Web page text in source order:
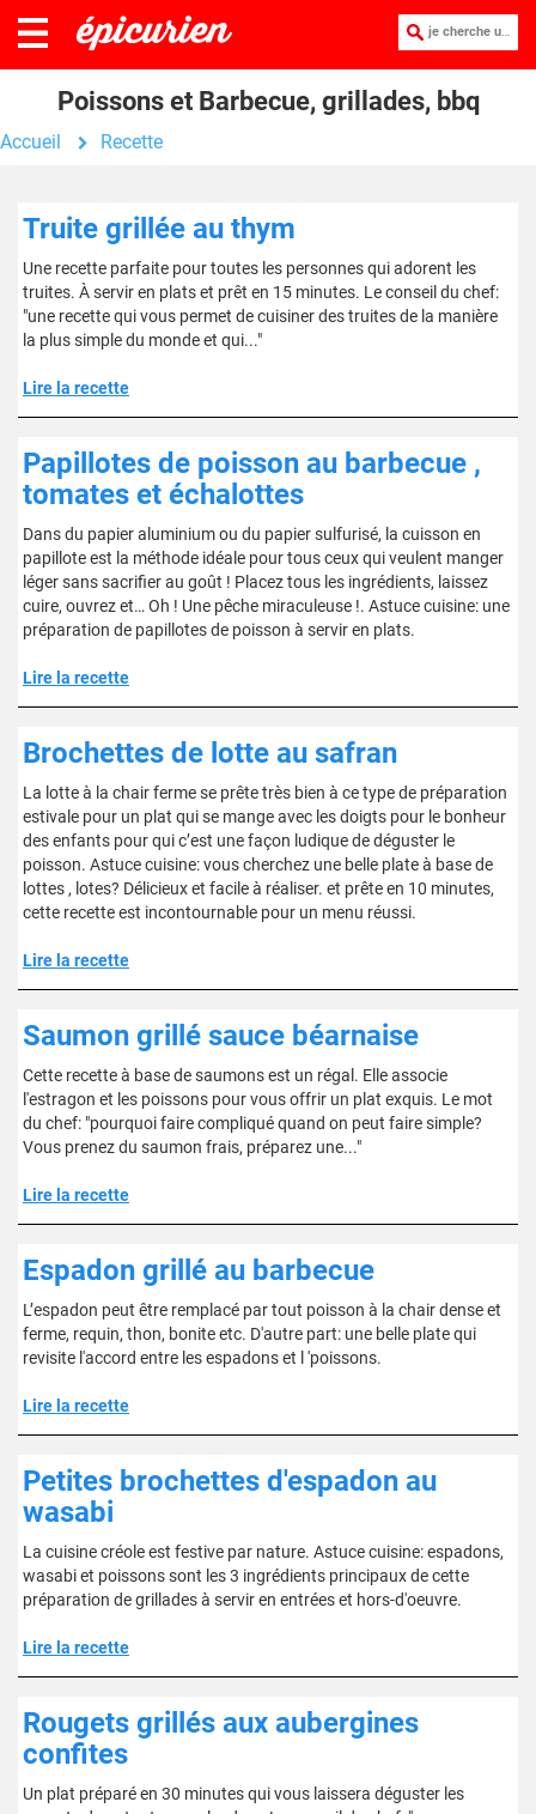
je cherche une recette :
Poissons et Barbecue, grillades, bbq
Accueil Recette
Truite grillée au thym
Une recette parfaite pour toutes les personnes qui adorent les
truites. À servir en plats et prêt en 15 minutes. Le conseil du chef:
"une recette qui vous permet de cuisiner des truites de la manière
la plus simple du monde et qui..."
Lire la recette
Papillotes de poisson au barbecue ,
tomates et échalottes
Dans du papier aluminium ou du papier sulfurisé, la cuisson en
papillote est la méthode idéale pour tous ceux qui veulent manger
léger sans sacrifier au goût ! Placez tous les ingrédients, laissez
cuire, ouvrez et… Oh ! Une pêche miraculeuse !. Astuce cuisine: une
préparation de papillotes de poisson à servir en plats.
Lire la recette
Brochettes de lotte au safran
La lotte à la chair ferme se prête très bien à ce type de préparation
estivale pour un plat qui se mange avec les doigts pour le bonheur
des enfants pour qui c’est une façon ludique de déguster le
poisson. Astuce cuisine: vous cherchez une belle plate à base de
lottes , lotes? Délicieux et facile à réaliser. et prête en 10 minutes,
cette recette est incontournable pour un menu réussi.
Lire la recette
Saumon grillé sauce béarnaise
Cette recette à base de saumons est un régal. Elle associe
l'estragon et les poissons pour vous offrir un plat exquis. Le mot
du chef: "pourquoi faire compliqué quand on peut faire simple?
Vous prenez du saumon frais, préparez une..."
Lire la recette
Espadon grillé au barbecue
L’espadon peut être remplacé par tout poisson à la chair dense et
ferme, requin, thon, bonite etc. D'autre part: une belle plate qui
revisite l'accord entre les espadons et l 'poissons.
Lire la recette
Petites brochettes d'espadon au
wasabi
La cuisine créole est festive par nature. Astuce cuisine: espadons,
wasabi et poissons sont les 3 ingrédients principaux de cette
préparation de grillades à servir en entrées et hors-d'oeuvre.
Lire la recette
Rougets grillés aux aubergines
confites
Un plat préparé en 30 minutes qui vous laissera déguster les